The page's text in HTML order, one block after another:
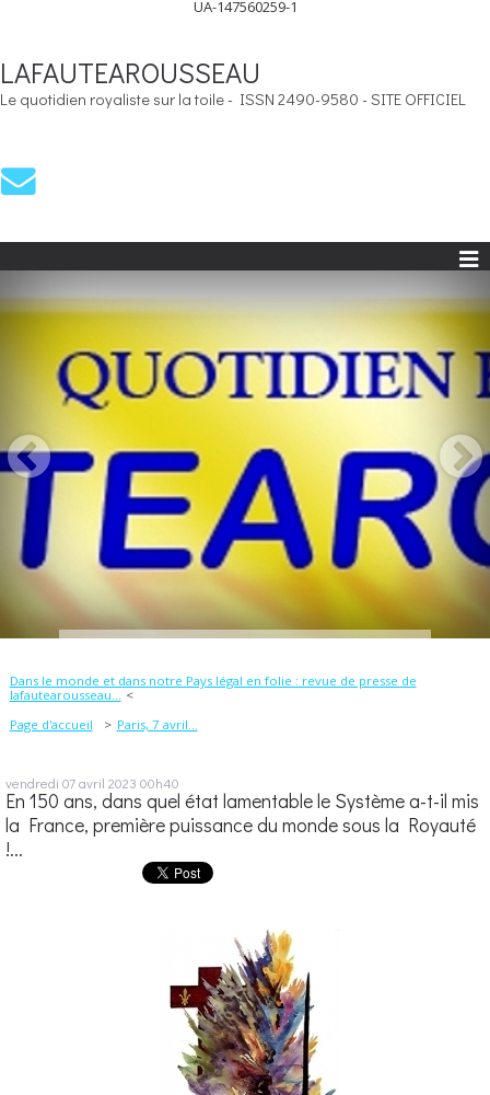
UA-147560259-1
LAFAUTEAROUSSEAU
Le quotidien royaliste sur la toile - ISSN 2490-9580 - SITE OFFICIEL
Dans le monde et dans notre Pays légal en folie : revue de presse de
lafautearousseau...
Page d'accueil
Paris, 7 avril...
vendredi 07avril 2023 00h40
En 150 ans, dans quel état lamentable le Système a-t-il mis
la France, première puissance du monde sous la Royauté
!...